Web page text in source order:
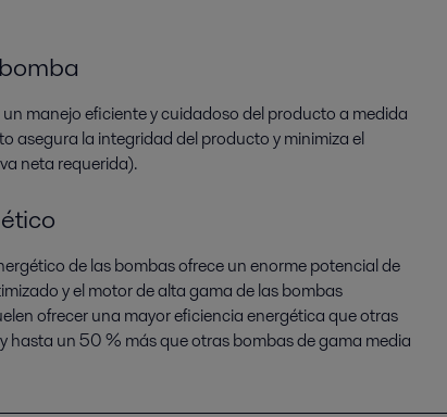
manejo eficiente y cuidadoso del producto a medida
asegura la integridad del producto y minimiza el
neta requerida).
de las bombas ofrece un enorme potencial de
y el motor de alta gama de las bombas
ofrecer una mayor eficiencia energética que otras
hasta un 50 % más que otras bombas de gama media